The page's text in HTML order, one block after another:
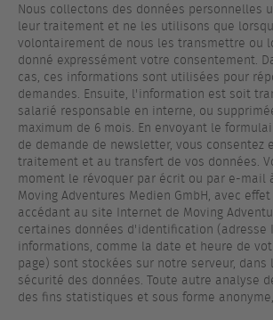
Nous collectons des données personnelles
leur traitement et ne les utilisons que
volontairement de nous les transmettre ou
donné expressément votre consentement.
cas, ces informations sont utilisées pour
demandes. Ensuite, l'information est soit
salarié responsable en interne, ou
maximum de 6 mois. En envoyant le
de demande de newsletter, vous consentez
traitement et au transfert de vos données.
moment le révoquer par écrit ou par e-mail
Moving Adventures Medien GmbH, avec
accédant au site Internet de Moving
certaines données d'identification (adresse
informations, comme la date et heure de
page) sont stockées sur notre serveur,
sécurité des données. Toute autre analyse
des fins statistiques et sous forme